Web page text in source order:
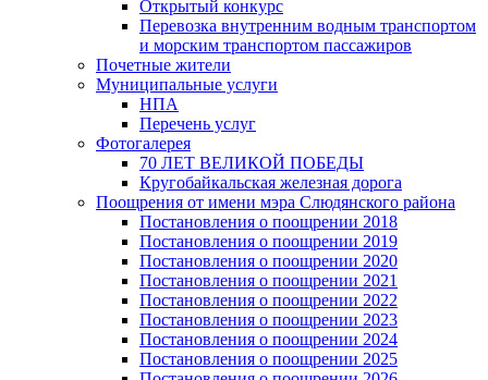
Открытый конкурс
Перевозка внутренним водным транспортом
и морским транспортом пассажиров
Почетные жители
Муниципальные услуги
НПА
Перечень услуг
Фотогалерея
70 ЛЕТ ВЕЛИКОЙ ПОБЕДЫ
Кругобайкальская железная дорога
Поощрения от имени мэра Слюдянского района
Постановления о поощрении 2018
Постановления о поощрении 2019
Постановления о поощрении 2020
Постановления о поощрении 2021
Постановления о поощрении 2022
Постановления о поощрении 2023
Постановления о поощрении 2024
Постановления о поощрении 2025